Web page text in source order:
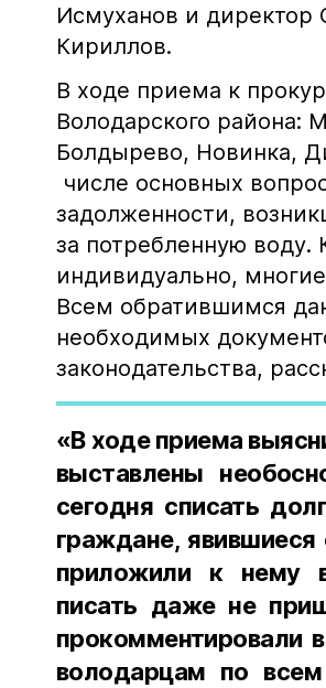
Исмуханов и
Кириллов.
В ходе приема к
Володарского района:
Болдырево, Новинка,
числе основных
задолженности,
за потребленную
индивидуально,
Всем обратившимся
необходимых
законодательства,
«В ходе приема
выставлены
сегодня списать
граждане, явившиеся
приложили к нему
писать даже не
прокомментировали
володарцам по